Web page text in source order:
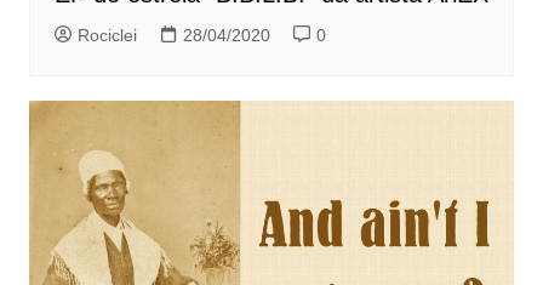
Rociclei 28/04/2020 0